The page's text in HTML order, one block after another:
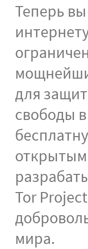
Теперь
для
свободы
Tor
мира.